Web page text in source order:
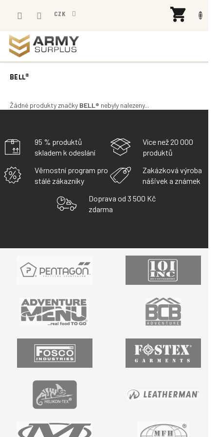
CZK
BELL®
Žádné produkty značky BELL® nebyly nalezeny...
95 % produktů
skladem k odeslání
Více než 20 000
produktů
Věrnostní program pro
stálé zákazníky
Zakázková výroba
nášivek a známek
Doprava od 3 500 Kč
zdarma